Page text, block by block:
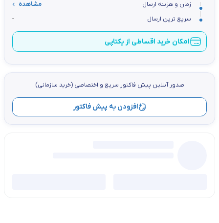
زمان و هزینه ارسال
مشاهده
سریع ترین ارسال
-
امکان خرید اقساطی از یکتاپی
صدور آنلاین پيش فاكتور سریع و اختصاصي (خرید سازمانی)
افزودن به پیش فاکتور